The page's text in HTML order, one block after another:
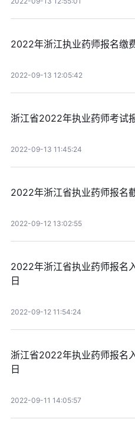
2022年浙江执业药师报名缴
2022-09-13 12:05:42
浙江省2022年执业药师考试
2022-09-13 11:45:24
2022年浙江省执业药师报名
2022-09-12 13:02:55
2022年浙江省执业药师报名
日
2022-09-12 11:54:24
浙江省2022年执业药师报名
日
2022-09-11 14:05:57